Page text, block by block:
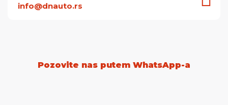
info@dnauto.rs
Pozovite nas putem WhatsApp-a